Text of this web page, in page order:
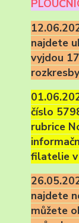
najdete
vyjdou
číslo
rubrice
filatelie
najdete
můžete